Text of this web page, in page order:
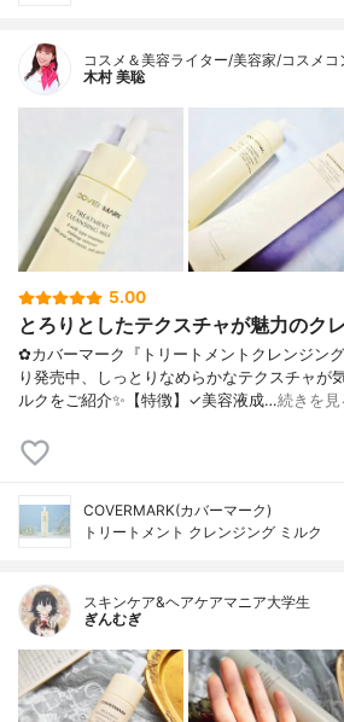
コスメ＆美容ライター/美容家/コスメ
木村 美聡
5.00
とろりとしたテクスチャが魅力のク
✿カバーマーク『トリートメントクレンジン
り発売中、しっとりなめらかなテクスチャが
ルクをご紹介✨【特徴】✓美容液成…続きを見
COVERMARK(カバーマーク)
トリートメント クレンジング ミルク
スキンケア&ヘアケアマニア大学生
ぎんむぎ